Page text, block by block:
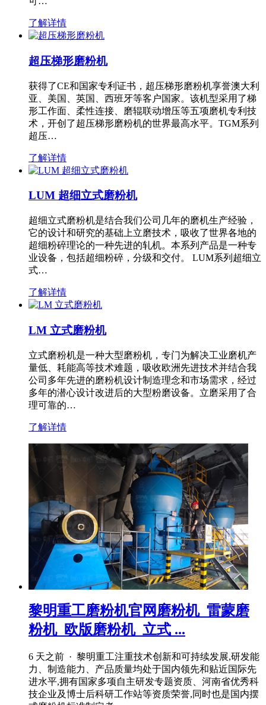
了解详情
超压梯形磨粉机
获得了CE和国家专利证书，超压梯形磨粉机享誉澳大利
亚、美国、英国、西班牙等客户国家。该机型采用了梯
形工作面、柔性连接、磨辊联动增压等五项磨机专利技
术，开创了超压梯形磨粉机的世界最高水平。TGM系列
超压…
了解详情
LUM 超细立式磨粉机
超细立式磨粉机是结合我们公司几年的磨机生产经验，
它的设计和研究的基础上立磨技术，吸收了世界各地的
超细粉碎理论的一种先进的轧机。本系列产品是一种专
业设备，包括超细粉碎，分级和交付。 LUM系列超细立
式…
了解详情
LM 立式磨粉机
立式磨粉机是一种大型磨粉机，专门为解决工业磨机产
量低、耗能高等技术难题，吸收欧洲先进技术并结合我
公司多年先进的磨粉机设计制造理念和市场需求，经过
多年的潜心设计改进后的大型粉磨设备。立磨采用了合
理可靠的…
了解详情
黎明重工磨粉机官网磨粉机_雷蒙磨
粉机_欧版磨粉机_立式 ...
6 天之前 · 黎明重工注重技术创新和可持续发展,研发能
力、制造能力、产品质量均处于国内领先和贴近国际先
进水平,拥有国家多项自主研发专题资质、河南省优秀科
技企业及博士后科研工作站等资质荣誉,同时也是国内摆